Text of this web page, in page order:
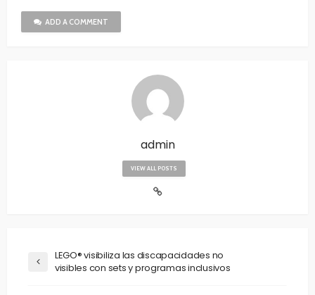
ADD A COMMENT
admin
VIEW ALL POSTS
LEGO® visibiliza las discapacidades no
visibles con sets y programas inclusivos